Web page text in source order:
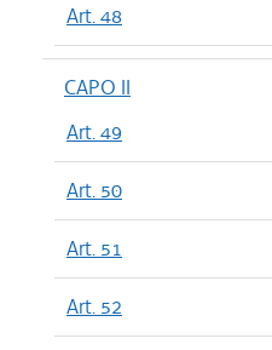
Art. 48
CAPO II
Art. 49
Art. 50
Art. 51
Art. 52